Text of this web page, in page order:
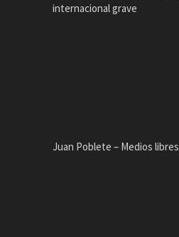
internacional grave
Juan Poblete – Medios libres